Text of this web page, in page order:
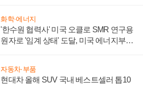
화학·에너지
'한수원 협력사' 미국 오클로 SMR 연구용
원자로 '임계 상태' 도달, 미국 에너지부
자동차·부품
현대차 올해 SUV 국내 베스트셀러 톱10